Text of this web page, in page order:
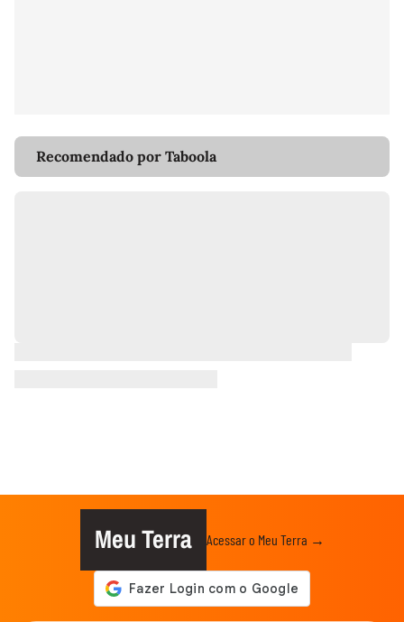
Recomendado por Taboola
Meu Terra Acessar o Meu Terra →